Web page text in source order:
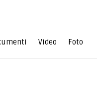
Video Foto